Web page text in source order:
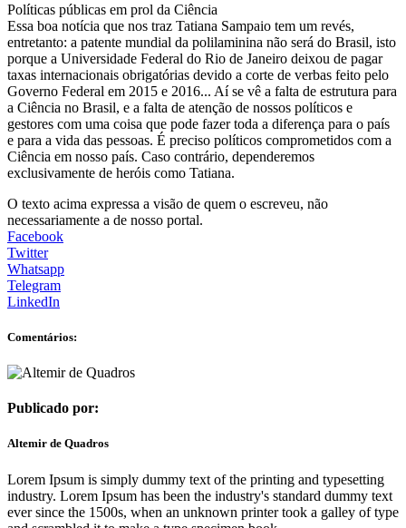
Políticas públicas em prol da Ciência
Essa boa notícia que nos traz Tatiana Sampaio tem um revés,
entretanto: a patente mundial da polilaminina não será do Brasil, isto
porque a Universidade Federal do Rio de Janeiro deixou de pagar
taxas internacionais obrigatórias devido a corte de verbas feito pelo
Governo Federal em 2015 e 2016... Aí se vê a falta de estrutura para
a Ciência no Brasil, e a falta de atenção de nossos políticos e
gestores com uma coisa que pode fazer toda a diferença para o país
e para a vida das pessoas. É preciso políticos comprometidos com a
Ciência em nosso país. Caso contrário, dependeremos
exclusivamente de heróis como Tatiana.
O texto acima expressa a visão de quem o escreveu, não
necessariamente a de nosso portal.
Facebook
Twitter
Whatsapp
Telegram
LinkedIn
Comentários:
Publicado por:
Altemir de Quadros
Lorem Ipsum is simply dummy text of the printing and typesetting
industry. Lorem Ipsum has been the industry's standard dummy text
ever since the 1500s, when an unknown printer took a galley of type